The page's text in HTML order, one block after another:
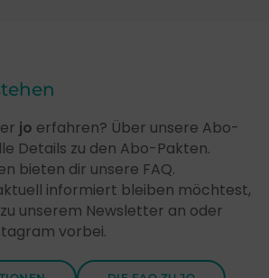
jo erfahren? Über unsere Abo-
Details zu den Abo-Pakten.
bieten dir unsere FAQ.
informiert bleiben möchtest,
unserem Newsletter an oder
vorbei.